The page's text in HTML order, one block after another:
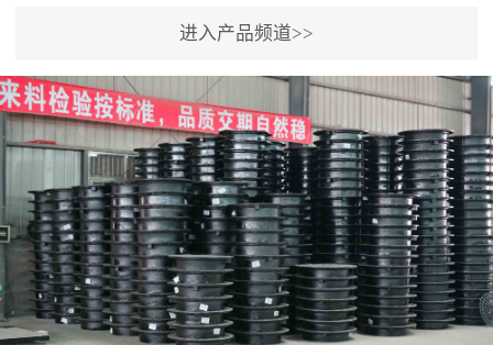
给排水应用系列时间
2017-2-15
进入产品频道>>